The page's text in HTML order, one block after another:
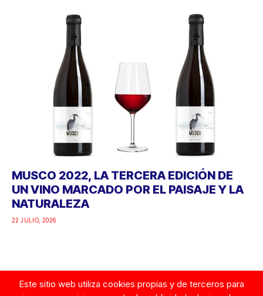
MUSCO 2022, LA TERCERA EDICIÓN DE
UN VINO MARCADO POR EL PAISAJE Y LA
NATURALEZA
22 JULIO, 2026
Google
Este sitio web utiliza cookies propias y de terceros para